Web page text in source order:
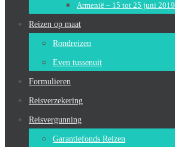
Armenië – 15 tot 25 juni 2019
Reizen op maat
Rondreizen
Even tussenuit
Formulieren
Reisverzekering
Reisvergunning
Garantiefonds Reizen